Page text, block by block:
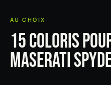
AU CHOIX
15 COLORIS
MASERATI